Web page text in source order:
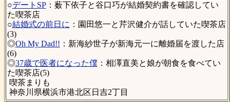
○デートSP：薮下依子と谷口巧が結婚契約書を確認してい
た喫茶店
○結婚式の前日に ：園田悠一と芹沢健介が話していた喫茶店
(3)
◎Oh My Dad!! ：新海紗世子が新海元一に離婚届を渡した店
(6)
◎37歳で医者になった僕：相澤直美と娘が朝食を食べてい
た喫茶店(5)
喫茶まりも
神奈川県横浜市港北区日吉2丁目